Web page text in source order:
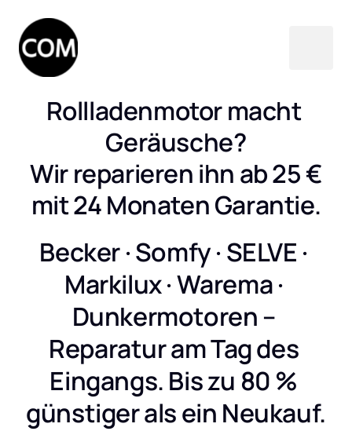
Rollladenmotor macht
Geräusche?
Wir reparieren ihn ab 25 €
mit 24 Monaten Garantie.
Becker · Somfy · SELVE ·
Markilux · Warema ·
Dunkermotoren –
Reparatur am Tag des
Eingangs. Bis zu 80 %
günstiger als ein Neukauf.